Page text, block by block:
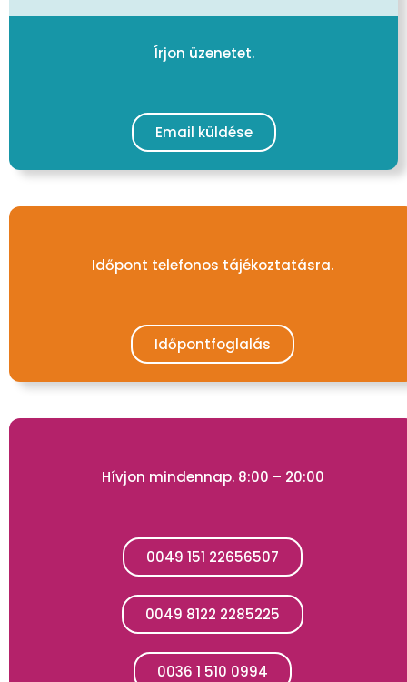
Írjon üzenetet.
Email küldése
Időpont telefonos tájékoztatásra.
Időpontfoglalás
Hívjon mindennap. 8:00 – 20:00
0049 151 22656507
0049 8122 2285225
0036 1 510 0994